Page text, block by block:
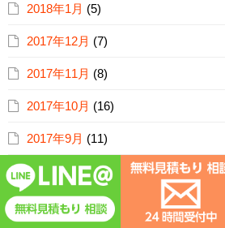
2018年1月 (5)
2017年12月 (7)
2017年11月 (8)
2017年10月 (16)
2017年9月 (11)
2017年8月(12)
2017年7月 (8)